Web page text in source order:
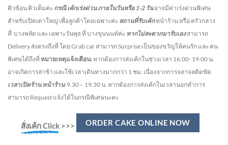
คิวซ้อน คิวเต็มค่ะ กรณี เค้กเร่งด่วนภายในวันหรือ1-2 วัน อาจมีค่าเร่งด่วนพิเศษ
สำหรับเปิดเตาใหญ่ เพื่อลูกค้าโดยเฉพาะค่ะ สถานที่รับเค้กหน้าร้าน หรือ ครัวกลาง
ที่ บางพลัด และ เฉพาะวันพุธ ที่ บางขุนนนท์ค่ะ หากไม่สะดวกมารับเองสามารถ
Delivery ส่งตรงถึงที่ โดย Grab car สามารถ Surprise เป็นของขวัญให้คนรัก และ คน
พิเศษได้ถึงที่ หมายเหตุแจ้งเตือน:หากต้องการส่งเค้กในช่วงเวลา 16.00- 19.00 น.
อาจเกิดการล่าช้า และใช้เวลาเดินทางมากกว่า 1 ชม. เนื่องจากการจลาจลติดขัด
เวลาเปิดร้าน หน้าร้าน 9.30 – 19.30 น. หากต้องการส่งเค้กในเวลานอกทำการ
สามารถ Request แจ้งได้ในกรณีพิเศษนะคะ
สั่งเค้ก Click>>> ORDER CAKE ONLINE NOW